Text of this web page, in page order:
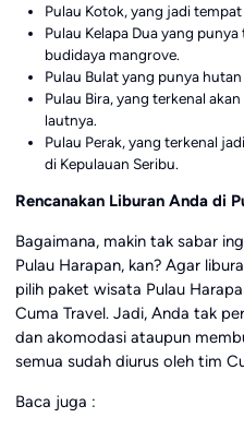
Pulau Kotok, yang jadi
Pulau Kelapa Dua yang
budidaya mangrove.
Pulau Bulat yang punya
Pulau Bira, yang terkenal
lautnya.
Pulau Perak, yang terkenal
di Kepulauan Seribu.
Rencanakan Liburan Anda di
Bagaimana, makin tak sabar
Pulau Harapan, kan? Agar
pilih paket wisata Pulau
Cuma Travel. Jadi, Anda tak
dan akomodasi ataupun
semua sudah diurus oleh tim
Baca juga :